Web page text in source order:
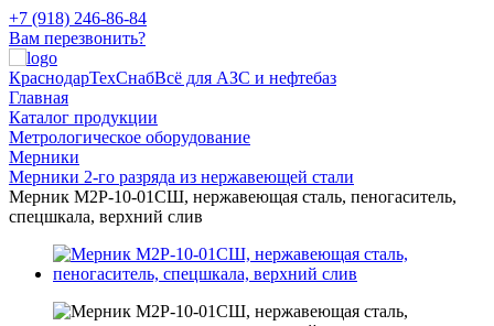
+7 (918) 246-86-84
Вам перезвонить?
КраснодарТехСнабВсё для АЗС и нефтебаз
Главная
Каталог продукции
Метрологическое оборудование
Мерники
Мерники 2-го разряда из нержавеющей стали
Мерник М2Р-10-01СШ, нержавеющая сталь, пеногаситель,
спецшкала, верхний слив